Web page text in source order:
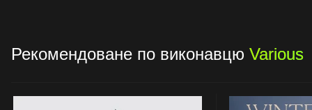
Рекомендоване по виконавцю Various